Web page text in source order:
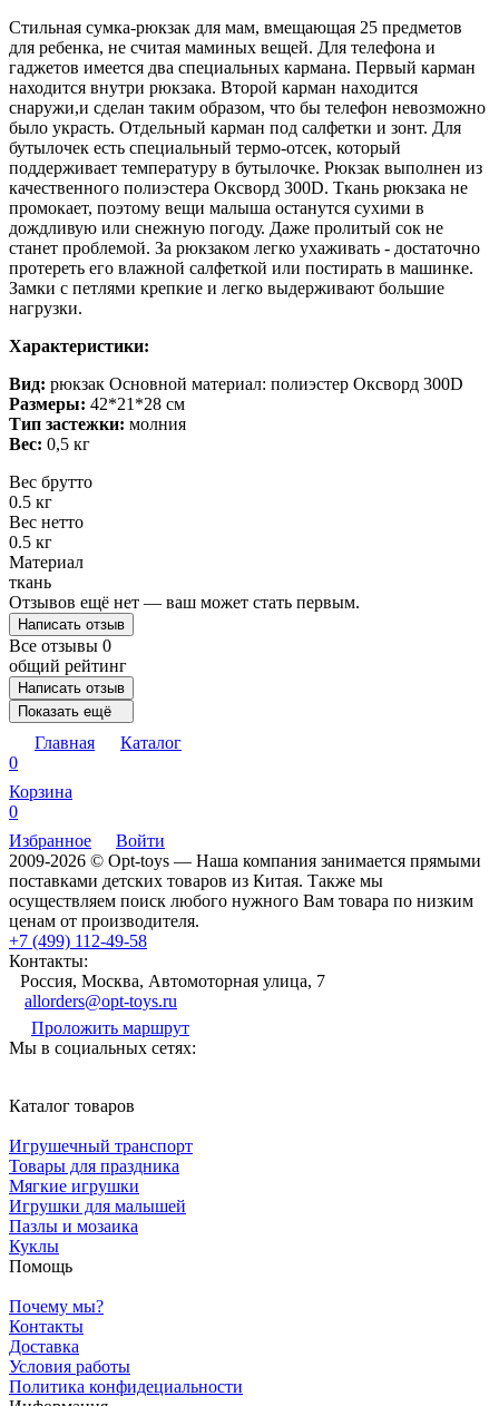
Стильная сумка-рюкзак для мам, вмещающая 25 предметов
для ребенка, не считая маминых вещей. Для телефона и
гаджетов имеется два специальных кармана. Первый карман
находится внутри рюкзака. Второй карман находится
снаружи,и сделан таким образом, что бы телефон невозможно
было украсть. Отдельный карман под салфетки и зонт. Для
бутылочек есть специальный термо-отсек, который
поддерживает температуру в бутылочке. Рюкзак выполнен из
качественного полиэстера Оксворд 300D. Ткань рюкзака не
промокает, поэтому вещи малыша останутся сухими в
дождливую или снежную погоду. Даже пролитый сок не
станет проблемой. За рюкзаком легко ухаживать - достаточно
протереть его влажной салфеткой или постирать в машинке.
Замки с петлями крепкие и легко выдерживают большие
нагрузки.
Характеристики:
Вид: рюкзак Основной материал: полиэстер Оксворд 300D
Размеры: 42*21*28 см
Тип застежки: молния
Вес: 0,5 кг
Вес брутто
0.5 кг
Вес нетто
0.5 кг
Материал
ткань
Отзывов ещё нет — ваш может стать первым.
Написать отзыв
Все отзывы 0
общий рейтинг
Написать отзыв
Показать ещё
Главная
Каталог
0
Корзина
0
Избранное
Войти
2009-2026 © Opt-toys — Наша компания занимается прямыми
поставками детских товаров из Китая. Также мы
осуществляем поиск любого нужного Вам товара по низким
ценам от производителя.
+7 (499) 112-49-58
Контакты:
Россия, Москва, Автомоторная улица, 7
allorders@opt-toys.ru
Проложить маршрут
Мы в социальных сетях:
Каталог товаров
Игрушечный транспорт
Товары для праздника
Мягкие игрушки
Игрушки для малышей
Пазлы и мозаика
Куклы
Помощь
Почему мы?
Контакты
Доставка
Условия работы
Политика конфидециальности